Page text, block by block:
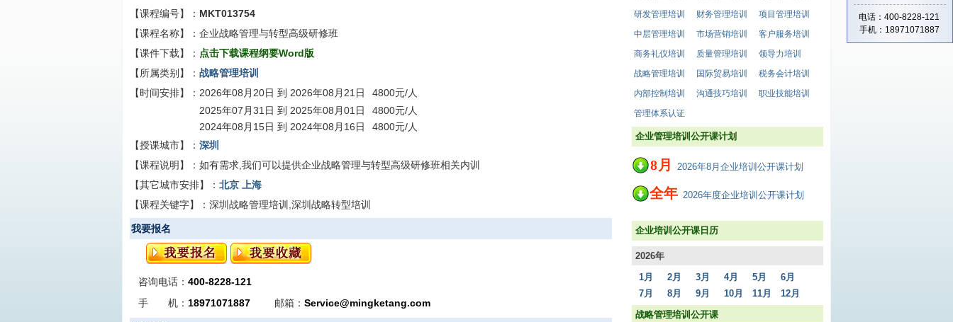
研发管理培训
财务管理培训
项目管理培训
中层管理培训
市场营销培训
客户服务培训
商务礼仪培训
质量管理培训
领导力培训
战略管理培训
国际贸易培训
税务会计培训
内部控制培训
沟通技巧培训
职业技能培训
管理体系认证
企业管理培训公开课计划
8 月 2026年8月企业培训公开课计划
全年 2026年度企业培训公开课计划
企业培训公开课日历
2026年
1月
2月 3月 4月 5月
6月
7月
8月 9月 10月 11月
12月
战略管理培训公开课
【课程编号】： MKT013754
【课程名称】： 企业战略管理与转型高级研修班
【课件下载】： 点击下载课程纲要Word版
【所属类别】： 战略管理培训
【时间安排】： 2026年08月20日 到 2026年08月21日
4800元/人
2025年07月31日 到 2025年08月01日
4800元/人
2024年08月15日 到 2024年08月16日
4800元/人
【授课城市】： 深圳
【课程说明】： 如有需求,我们可以提供企业战略管理与转型高级研修班相关内训
【其它城市安排】： 北京
上海
【课程关键字】： 深圳战略管理培训,深圳战略转型培训
我要报名
咨询电话： 400-8228-121
手 机： 18971071887 邮箱： Service@mingketang.com
电话：400-8228-121
手机：18971071887